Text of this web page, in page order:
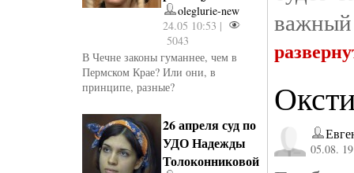
oleglurie-new
24.05 10:53 |
5043
В Чечне законы гуманнее, чем в
Пермском Крае? Или они, в
принципе, разные?
26 апреля суд по
УДО Надежды
Толоконниковой
05.08.